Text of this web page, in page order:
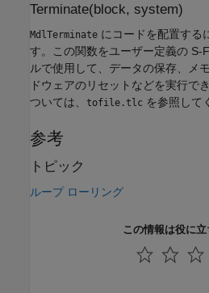
Terminate(block, system)
MdlTerminate にコードを配置する
す。この関数をユーザー定義の S-
ルで使用して、データの保存、メ
ドウェアのリセットなどを実行で
ついては、 tofile.tlc を参照して
参考
トピック
ループ ローリング
この情報は役に立